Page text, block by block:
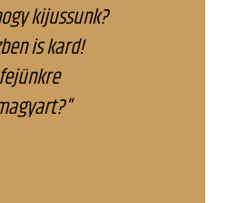
kijussunk?
is kard!